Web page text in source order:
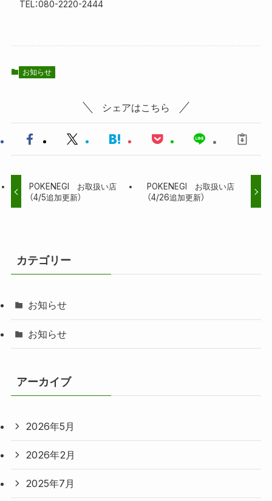
TEL：080-2220-2444
お知らせ
シェアはこちら
POKENEGI お取扱い店
（4/5追加更新）
POKENEGI お取扱い店
（4/26追加更新）
カテゴリー
お知らせ
お知らせ
アーカイブ
2026年5月
2026年2月
2025年7月